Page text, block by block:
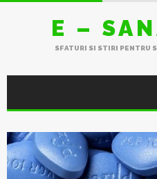
E –
SFATURI SI STIRI PENTRU